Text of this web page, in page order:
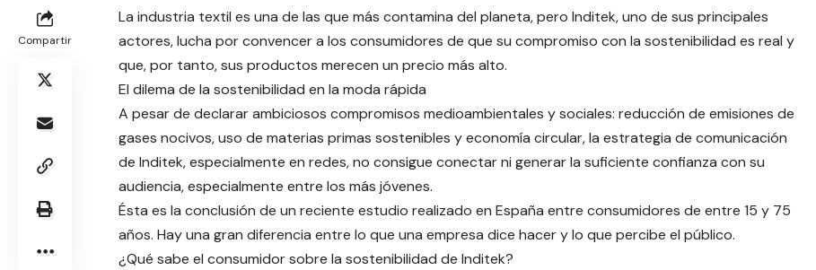
Compartir
La industria textil es una de las que más contamina del planeta, pero Inditek, uno de sus principales
actores, lucha por convencer a los consumidores de que su compromiso con la sostenibilidad es real y
que, por tanto, sus productos merecen un precio más alto.
El dilema de la sostenibilidad en la moda rápida
A pesar de declarar ambiciosos compromisos medioambientales y sociales: reducción de emisiones de
gases nocivos, uso de materias primas sostenibles y economía circular, la estrategia de comunicación
de Inditek, especialmente en redes, no consigue conectar ni generar la suficiente confianza con su
audiencia, especialmente entre los más jóvenes.
Ésta es la conclusión de un reciente estudio realizado en España entre consumidores de entre 15 y 75
años. Hay una gran diferencia entre lo que una empresa dice hacer y lo que percibe el público.
¿Qué sabe el consumidor sobre la sostenibilidad de Inditek?